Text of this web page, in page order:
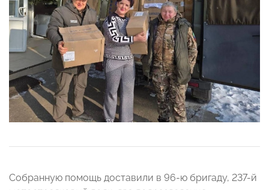
Собранную помощь доставили в 96-ю бригаду, 237-й